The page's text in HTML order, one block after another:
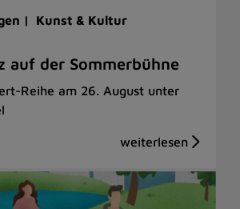
| Kunst & Kultur
auf der Sommerbühne
Reihe am 26. August unter